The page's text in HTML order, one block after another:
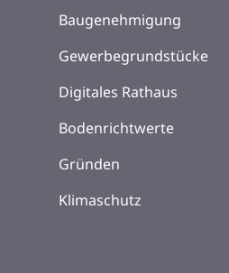
Baugenehmigung
Gewerbegrundstücke
Digitales Rathaus
Bodenrichtwerte
Gründen
Klimaschutz